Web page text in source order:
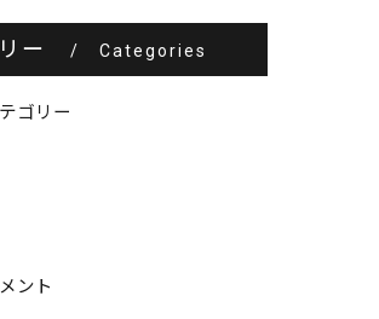
ー Categories
ゴリー
ント